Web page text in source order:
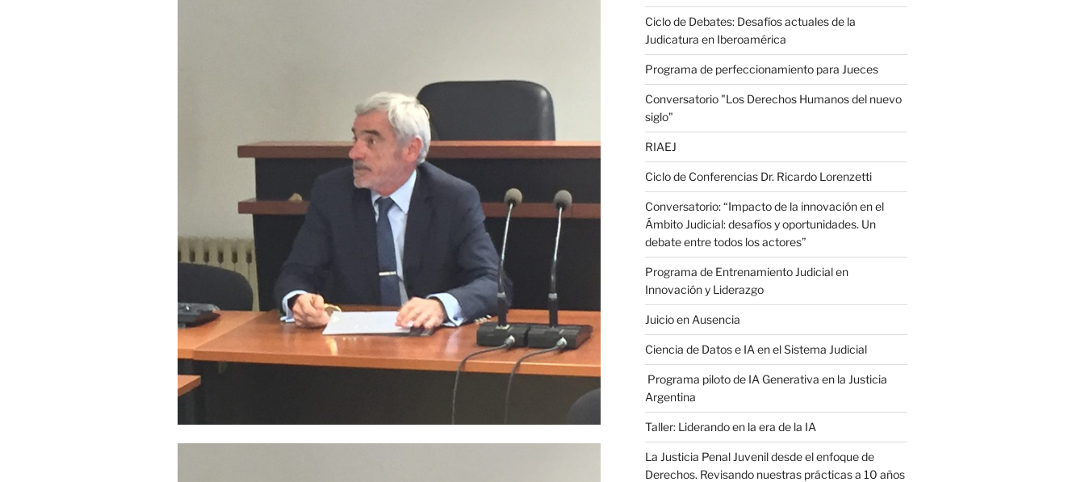
Ciclo de Debates: Desafíos actuales de la
Judicatura en Iberoamérica
Programa de perfeccionamiento para Jueces
Conversatorio "Los Derechos Humanos del nuevo
siglo"
RIAEJ
Ciclo de Conferencias Dr. Ricardo Lorenzetti
Conversatorio: “Impacto de la innovación en el
Ámbito Judicial: desafíos y oportunidades. Un
debate entre todos los actores”
Programa de Entrenamiento Judicial en
Innovación y Liderazgo
Juicio en Ausencia
Ciencia de Datos e IA en el Sistema Judicial
Programa piloto de IA Generativa en la Justicia
Argentina
Taller: Liderando en la era de la IA
La Justicia Penal Juvenil desde el enfoque de
Derechos. Revisando nuestras prácticas a 10 años